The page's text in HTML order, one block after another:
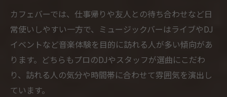
カフェバーでは、仕事帰りや友人との待ち合わせなど日
常使いしやすい一方で、ミュージックバーはライブやDJ
イベントなど音楽体験を目的に訪れる人が多い傾向があ
ります。どちらもプロのDJやスタッフが選曲にこだわ
り、訪れる人の気分や時間帯に合わせて雰囲気を演出し
ています。